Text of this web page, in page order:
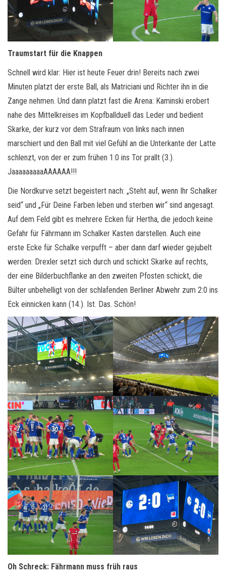
Traumstart für die Knappen
Schnell wird klar: Hier ist heute Feuer drin! Bereits nach zwei
Minuten platzt der erste Ball, als Matriciani und Richter ihn in die
Zange nehmen. Und dann platzt fast die Arena: Kaminski erobert
nahe des Mittelkreises im Kopfballduell das Leder und bedient
Skarke, der kurz vor dem Strafraum von links nach innen
marschiert und den Ball mit viel Gefühl an die Unterkante der Latte
schlenzt, von der er zum frühen 1:0 ins Tor prallt (3.).
JaaaaaaaaaAAAAAA!!!
Die Nordkurve setzt begeistert nach: „Steht auf, wenn Ihr Schalker
seid“ und „Für Deine Farben leben und sterben wir“ sind angesagt.
Auf dem Feld gibt es mehrere Ecken für Hertha, die jedoch keine
Gefahr für Fährmann im Schalker Kasten darstellen. Auch eine
erste Ecke für Schalke verpufft – aber dann darf wieder gejubelt
werden: Drexler setzt sich durch und schickt Skarke auf rechts,
der eine Bilderbuchflanke an den zweiten Pfosten schickt, die
Bülter unbehelligt von der schlafenden Berliner Abwehr zum 2:0 ins
Eck einnicken kann (14.). Ist. Das. Schön!
Oh Schreck: Fährmann muss früh raus